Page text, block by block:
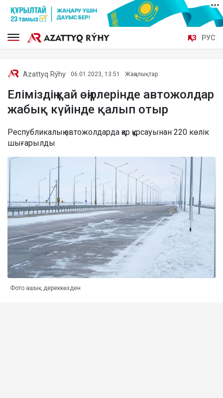
ҚАЗ РУС
Azattyq Rýhy 06.01.2023, 13:51 Жаңалықтар
Еліміздің қай өңірлерінде автожолдар
жабық күйінде қалып отыр
Республикалық автожолдарда қар құрсауынан 220 көлік
шығарылды
Фото ашық дереккөзден